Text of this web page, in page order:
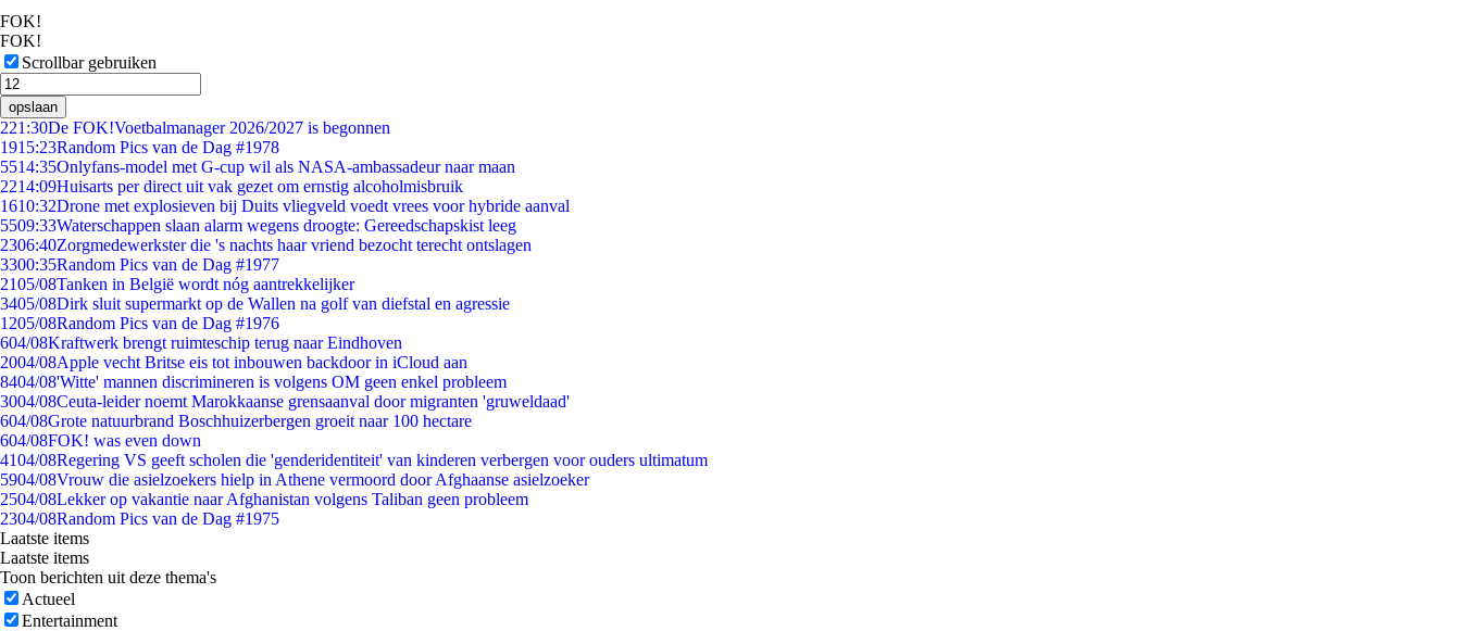
FOK!
FOK!
Scrollbar gebruiken
opslaan
221:30De FOK!Voetbalmanager 2026/2027 is begonnen
1915:23Random Pics van de Dag #1978
5514:35Onlyfans-model met G-cup wil als NASA-ambassadeur naar maan
2214:09Huisarts per direct uit vak gezet om ernstig alcoholmisbruik
1610:32Drone met explosieven bij Duits vliegveld voedt vrees voor hybride aanval
5509:33Waterschappen slaan alarm wegens droogte: Gereedschapskist leeg
2306:40Zorgmedewerkster die 's nachts haar vriend bezocht terecht ontslagen
3300:35Random Pics van de Dag #1977
2105/08Tanken in België wordt nóg aantrekkelijker
3405/08Dirk sluit supermarkt op de Wallen na golf van diefstal en agressie
1205/08Random Pics van de Dag #1976
604/08Kraftwerk brengt ruimteschip terug naar Eindhoven
2004/08Apple vecht Britse eis tot inbouwen backdoor in iCloud aan
8404/08'Witte' mannen discrimineren is volgens OM geen enkel probleem
3004/08Ceuta-leider noemt Marokkaanse grensaanval door migranten 'gruweldaad'
604/08Grote natuurbrand Boschhuizerbergen groeit naar 100 hectare
604/08FOK! was even down
4104/08Regering VS geeft scholen die 'genderidentiteit' van kinderen verbergen voor ouders ultimatum
5904/08Vrouw die asielzoekers hielp in Athene vermoord door Afghaanse asielzoeker
2504/08Lekker op vakantie naar Afghanistan volgens Taliban geen probleem
2304/08Random Pics van de Dag #1975
Laatste items
Laatste items
Toon berichten uit deze thema's
Actueel
Entertainment